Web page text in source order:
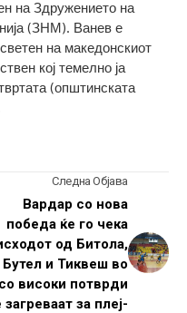
на Здружението на
(ЗНМ). Ванев е
на македонскиот
кој темелно ја
(општинската
Следна Објава
Вардар со нова
победа ќе го чека
од Битола,
Бутел и Тиквеш во
со високи потврди
загреваат за плеј-